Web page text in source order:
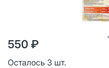
550 ₽
Осталось 3 шт.